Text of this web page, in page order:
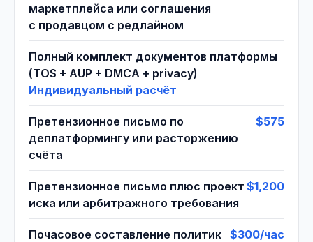
маркетплейса или соглашения
с продавцом с редлайном
Полный комплект документов платформы
(TOS + AUP + DMCA + privacy)
Индивидуальный расчёт
Претензионное письмо по
деплатформингу или расторжению
счёта
$575
Претензионное письмо плюс проект
иска или арбитражного требования
$1,200
Почасовое составление политик $300/час